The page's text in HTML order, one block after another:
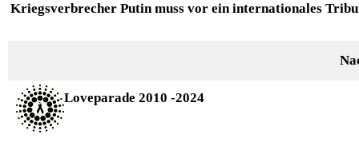
Kriegsverbrecher Putin muss vor ein internationales
Loveparade 2010 -2024